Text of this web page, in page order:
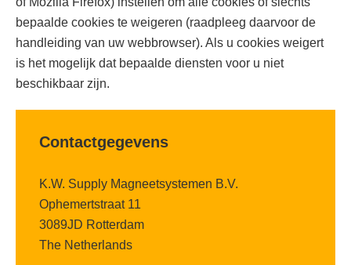
bepaalde cookies te weigeren (raadpleeg daarvoor de
handleiding van uw webbrowser). Als u cookies weigert
is het mogelijk dat bepaalde diensten voor u niet
beschikbaar zijn.
Contactgegevens
K.W. Supply Magneetsystemen B.V.
Ophemertstraat 11
3089JD Rotterdam
The Netherlands